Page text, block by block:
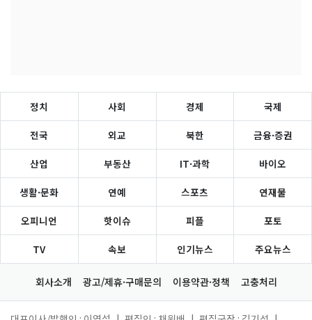
정치 사회 경제 국제
전국 외교 북한 금융·증권
산업 부동산 IT·과학 바이오
생활·문화 연예 스포츠 연재물
오피니언 핫이슈 피플 포토
TV 속보 인기뉴스 주요뉴스
회사소개 광고/제휴·구매문의 이용약관·정책 고충처리